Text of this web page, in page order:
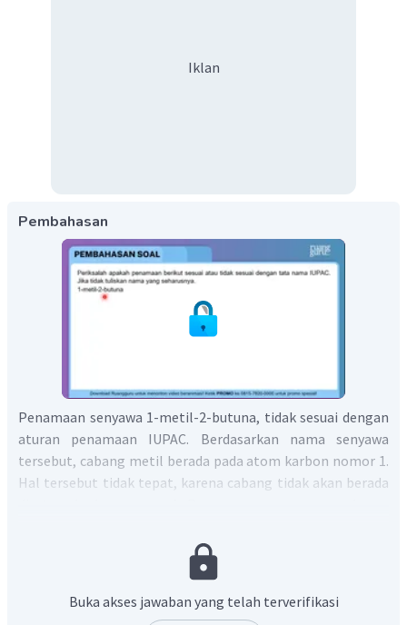
Iklan
Pembahasan
Penamaan senyawa 1-metil-2-butuna, tidak sesuai dengan
aturan penamaan IUPAC. Berdasarkan nama senyawa
tersebut, cabang metil berada pada atom karbon nomor 1.
Hal tersebut tidak tepat, karena cabang tidak akan berada
bagian dari rantai utama. berikut struktur untuk 2-pentuna.
Buka akses jawaban yang telah terverifikasi